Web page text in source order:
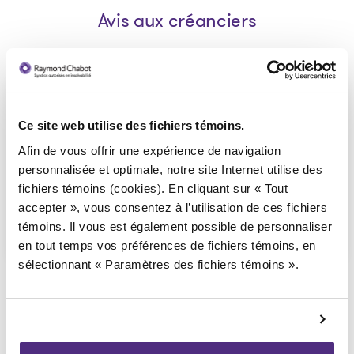
Ce site web utilise des fichiers témoins.
Afin de vous offrir une expérience de navigation
personnalisée et optimale, notre site Internet utilise des
fichiers témoins (cookies). En cliquant sur « Tout
accepter », vous consentez à l’utilisation de ces fichiers
témoins. Il vous est également possible de personnaliser
en tout temps vos préférences de fichiers témoins, en
sélectionnant « Paramètres des fichiers témoins ».
Avis aux créanciers
Avis de la faillite aux
creanciers_Steph Installation
inc
2021-06-28
Télécharger
: Avis de la faillite aux